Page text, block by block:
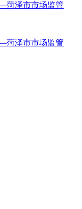
菏泽市市场监管
菏泽市市场监管